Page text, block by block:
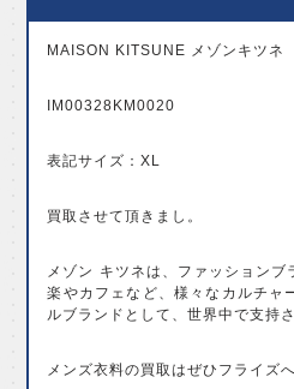
MAISON KITSUNE メゾンキツネ
IM00328KM0020
表記サイズ：XL
買取させて頂きまし。
メゾン キツネは、ファッション
楽やカフェなど、様々なカルチャ
ルブランドとして、世界中で支持
メンズ衣料の買取はぜひフライズへ